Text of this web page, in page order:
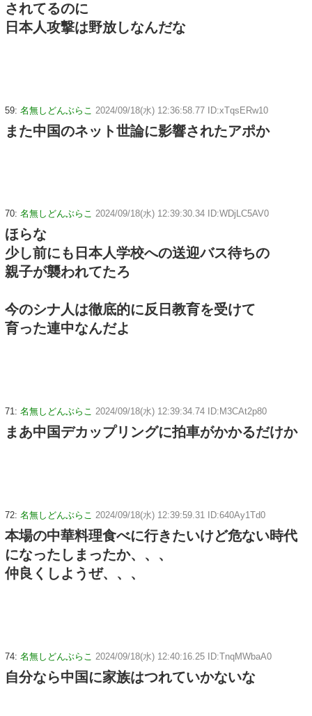
されてるのに
日本人攻撃は野放しなんだな
59: 名無しどんぶらこ 2024/09/18(水) 12:36:58.77 ID:xTqsERw10
また中国のネット世論に影響されたアポか
70: 名無しどんぶらこ 2024/09/18(水) 12:39:30.34 ID:WDjLC5AV0
ほらな
少し前にも日本人学校への送迎バス待ちの
親子が襲われてたろ
今のシナ人は徹底的に反日教育を受けて
育った連中なんだよ
71: 名無しどんぶらこ 2024/09/18(水) 12:39:34.74 ID:M3CAt2p80
まあ中国デカップリングに拍車がかかるだけか
72: 名無しどんぶらこ 2024/09/18(水) 12:39:59.31 ID:640Ay1Td0
本場の中華料理食べに行きたいけど危ない時代
になったしまったか、、、
仲良くしようぜ、、、
74: 名無しどんぶらこ 2024/09/18(水) 12:40:16.25 ID:TnqMWbaA0
自分なら中国に家族はつれていかないな